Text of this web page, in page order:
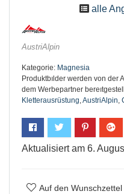
alle
AustriAlpin
Kategorie: Magnesia
Produktbılder werden von der
dem Werbepartner
Kletterausrüstung,AustriAlpin,
Aktualisiert am 6.
Auf den Wunschzettel